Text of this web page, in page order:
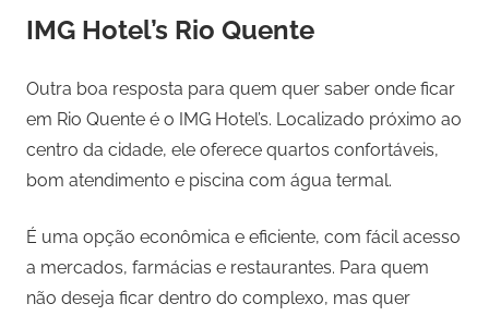
IMG Hotel’s Rio Quente
Outra boa resposta para quem quer saber onde ficar
em Rio Quente é o IMG Hotel’s. Localizado próximo ao
centro da cidade, ele oferece quartos confortáveis,
bom atendimento e piscina com água termal.
É uma opção econômica e eficiente, com fácil acesso
a mercados, farmácias e restaurantes. Para quem
não deseja ficar dentro do complexo, mas quer